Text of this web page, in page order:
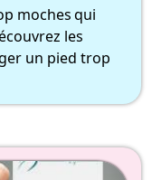
moches qui
les
un pied trop